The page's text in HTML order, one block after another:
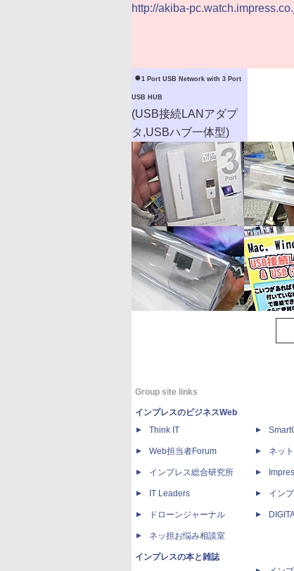
http://akiba-
●1 Port USB Network with 3 Port
USB HUB
(USB接続LANアダプ
タ,USBハブ一体型)
Group site links
インプレスのビジネスWeb
Think IT
Web担当者Forum
インプレス総合研究所
IT Leaders
ドローンジャーナル
ネッ担お悩み相談室
インプレスの本と雑誌
ネッ
イン